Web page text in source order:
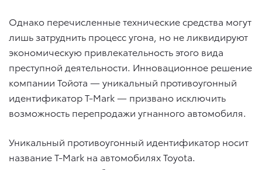
Однако перечисленные технические средства могут
лишь затруднить процесс угона, но не ликвидируют
экономическую привлекательность этого вида
преступной деятельности. Инновационное решение
компании Тойота — уникальный противоугонный
идентификатор T-Mark — призвано исключить
возможность перепродажи угнанного автомобиля.
Уникальный противоугонный идентификатор носит
название T-Mark на автомобилях Toyota.